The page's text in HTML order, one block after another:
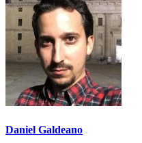
Daniel Galdeano